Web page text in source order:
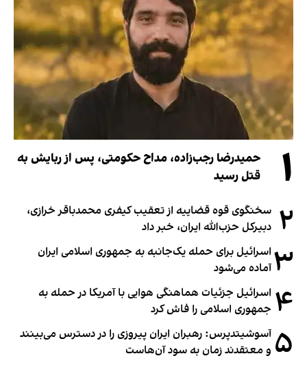
۱
حمیدرضا رجب‌زاده، مداح حکومتی، پس از ربایش به
قتل رسید
۲ سخنگوی قوه قضاییه از تعقیب کیفری محمدباقر خرازی،
دبیر‌کل حزب‌الله ایران، خبر داد
۳ اسرائیل برای حمله یک‌جانبه به جمهوری اسلامی ایران
آماده می‌شود
۴ اسرائیل جزئیات هماهنگی هوایی با آمریکا در حمله به
جمهوری اسلامی را فاش کرد
۵ آسوشیتدپرس: رهبران ایران پیروزی را در دسترس می‌بینند
و معتقدند زمان به سود آن‌هاست